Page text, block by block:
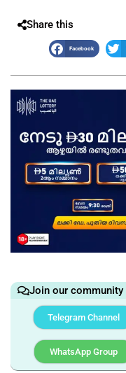
Share this
Facebook
Join our community
Telegram Channel
WhatsApp Group